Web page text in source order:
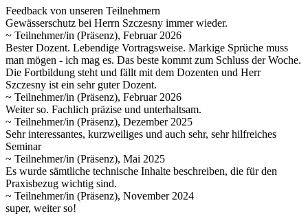
Feedback von unseren Teilnehmern
Gewässerschutz bei Herrn Szczesny immer wieder.
~ Teilnehmer/in (Präsenz), Februar 2026
Bester Dozent. Lebendige Vortragsweise. Markige Sprüche muss
man mögen - ich mag es. Das beste kommt zum Schluss der Woche.
Die Fortbildung steht und fällt mit dem Dozenten und Herr
Szczesny ist ein sehr guter Dozent.
~ Teilnehmer/in (Präsenz), Februar 2026
Weiter so. Fachlich präzise und unterhaltsam.
~ Teilnehmer/in (Präsenz), Dezember 2025
Sehr interessantes, kurzweiliges und auch sehr, sehr hilfreiches
Seminar
~ Teilnehmer/in (Präsenz), Mai 2025
Es wurde sämtliche technische Inhalte beschreiben, die für den
Praxisbezug wichtig sind.
~ Teilnehmer/in (Präsenz), November 2024
super, weiter so!